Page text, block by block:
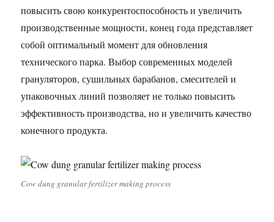
повысить свою конкурентоспособность и увеличить
производственные мощности, конец года представляет
собой оптимальный момент для обновления
технического парка. Выбор современных моделей
грануляторов, сушильных барабанов, смесителей и
упаковочных линий позволяет не только повысить
эффективность производства, но и увеличить качество
конечного продукта.
Cow dung granular fertilizer making process